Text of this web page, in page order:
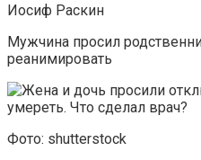
Иосиф Раскин
Мужчина просил
реанимировать
Фото: shutterstock